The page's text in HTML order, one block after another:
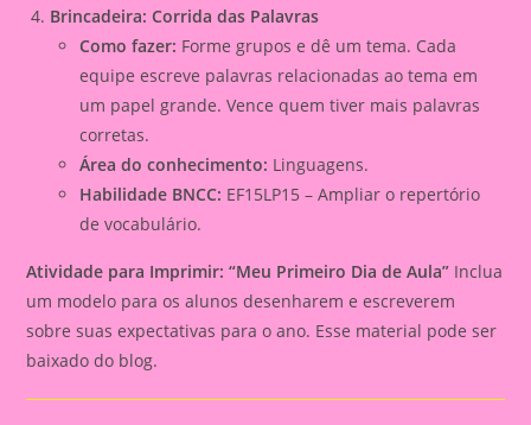
Brincadeira: Corrida das Palavras
Como fazer: Forme grupos e dê um tema. Cada
equipe escreve palavras relacionadas ao tema em
um papel grande. Vence quem tiver mais palavras
corretas.
Área do conhecimento: Linguagens.
Habilidade BNCC: EF15LP15 – Ampliar o repertório
de vocabulário.
Atividade para Imprimir: “Meu Primeiro Dia de Aula” Inclua
um modelo para os alunos desenharem e escreverem
sobre suas expectativas para o ano. Esse material pode ser
baixado do blog.